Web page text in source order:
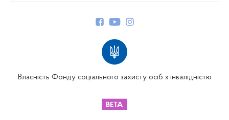
Власність Фонду соціального захисту осіб з інвалідністю